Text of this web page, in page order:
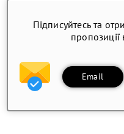
Підписуйтесь та
пропозиції
Email